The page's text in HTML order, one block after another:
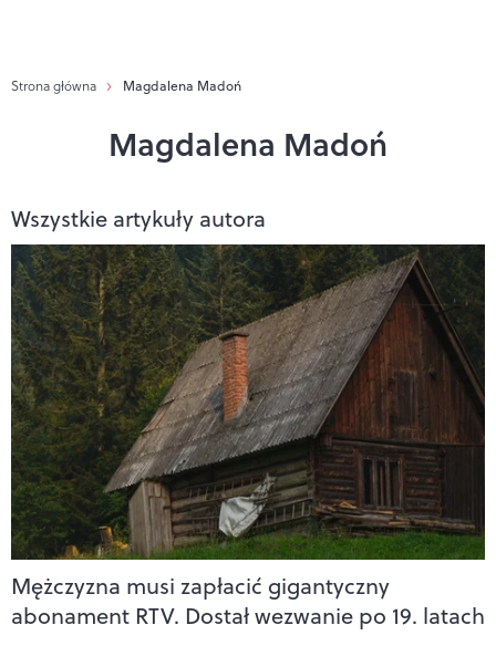
Strona główna Magdalena Madoń
Magdalena Madoń
Wszystkie artykuły autora
Mężczyzna musi zapłacić gigantyczny
abonament RTV. Dostał wezwanie po 19. latach